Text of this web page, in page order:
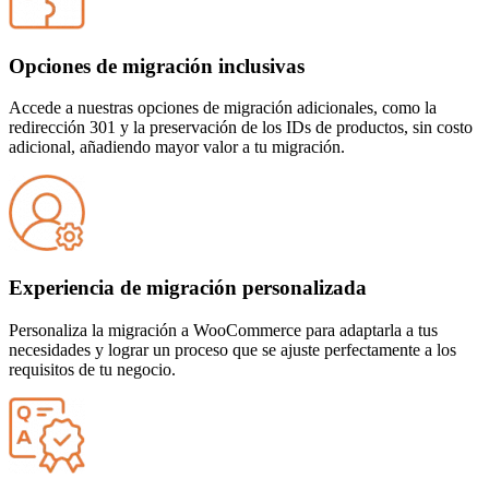
Opciones de migración inclusivas
Accede a nuestras opciones de migración adicionales, como la
redirección 301 y la preservación de los IDs de productos, sin costo
adicional, añadiendo mayor valor a tu migración.
Experiencia de migración personalizada
Personaliza la migración a WooCommerce para adaptarla a tus
necesidades y lograr un proceso que se ajuste perfectamente a los
requisitos de tu negocio.